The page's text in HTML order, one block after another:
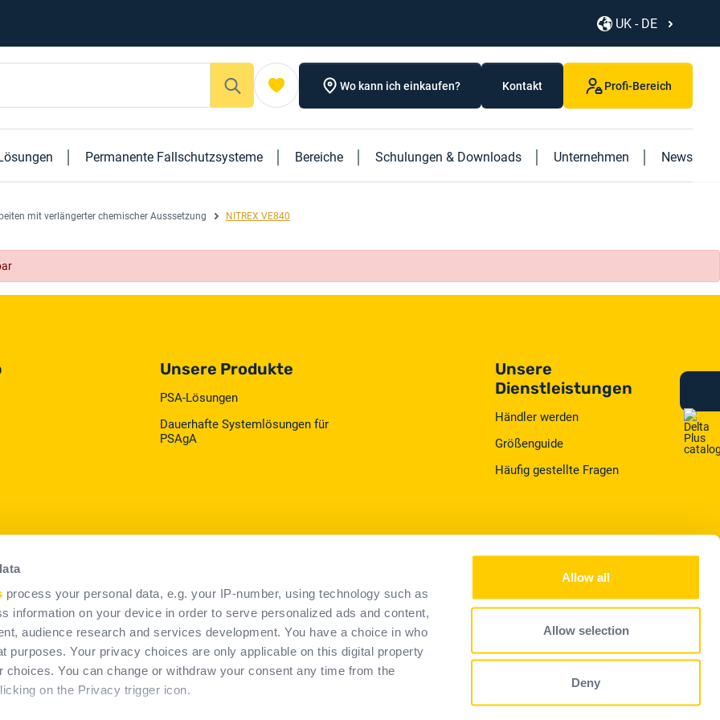
process your personal data, e.g. your IP-number, using technology such as
information on your device in order to serve personalized ads and content,
audience research and services development. You have a choice in who
purposes. Your privacy choices are only applicable on this digital property
choices. You can change or withdraw your consent any time from the
on the Privacy trigger icon.
Allow all
Allow selection
Deny
UK - DE
Wo kann ich einkaufen? Kontakt Profi-Bereich
Permanente Fallschutzsysteme Bereiche Schulungen & Downloads Unternehmen News
mit verlängerter chemischer Ausssetzung NITREX VE840
Unsere Produkte
PSA-Lösungen
Dauerhafte Systemlösungen für
PSAgA
Unsere
Dienstleistungen
Händler werden
Größenguide
Häufig gestellte Fragen
& Conditions of Use Rechtliche Hinweise Cookies policy Privacy